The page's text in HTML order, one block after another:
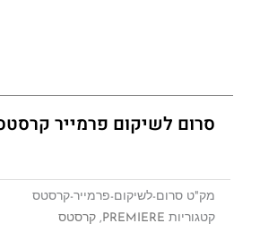
סרום לשיקום פרמייר
מק"ט סרום-לשיקום-פרמייר-קרסטס
קטגוריות PREMIERE
, קרסטס